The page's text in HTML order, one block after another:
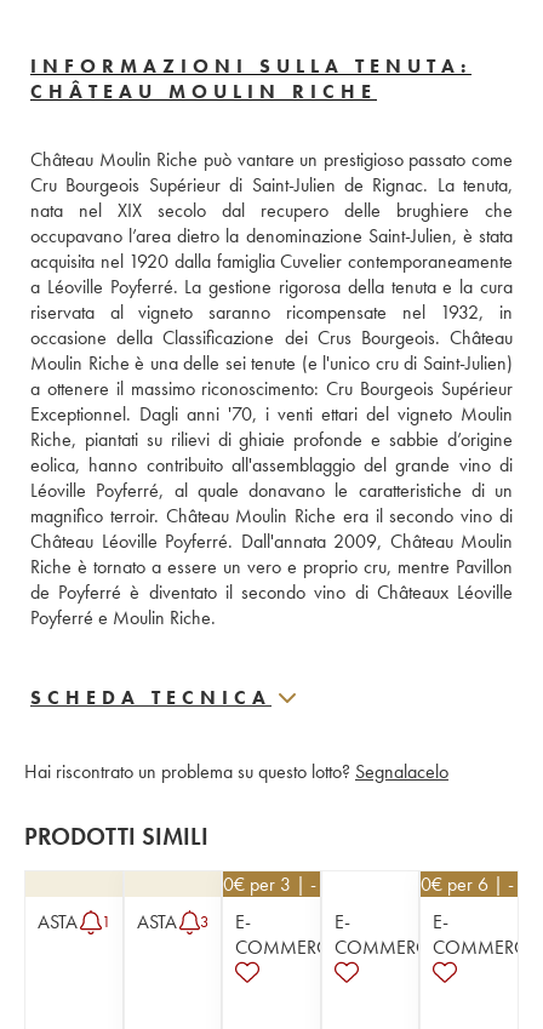
INFORMAZIONI SULLA TENUTA:
CHÂTEAU MOULIN RICHE
Château Moulin Riche può vantare un prestigioso passato come
Cru Bourgeois Supérieur di Saint-Julien de Rignac. La tenuta,
nata nel XIX secolo dal recupero delle brughiere che
occupavano l’area dietro la denominazione Saint-Julien, è stata
acquisita nel 1920 dalla famiglia Cuvelier contemporaneamente
a Léoville Poyferré. La gestione rigorosa della tenuta e la cura
riservata al vigneto saranno ricompensate nel 1932, in
occasione della Classificazione dei Crus Bourgeois. Château
Moulin Riche è una delle sei tenute (e l'unico cru di Saint-Julien)
a ottenere il massimo riconoscimento: Cru Bourgeois Supérieur
Exceptionnel. Dagli anni '70, i venti ettari del vigneto Moulin
Riche, piantati su rilievi di ghiaie profonde e sabbie d’origine
eolica, hanno contribuito all'assemblaggio del grande vino di
Léoville Poyferré, al quale donavano le caratteristiche di un
magnifico terroir. Château Moulin Riche era il secondo vino di
Château Léoville Poyferré. Dall'annata 2009, Château Moulin
Riche è tornato a essere un vero e proprio cru, mentre Pavillon
de Poyferré è diventato il secondo vino di Châteaux Léoville
Poyferré e Moulin Riche.
SCHEDA TECNICA
Hai riscontrato un problema su questo lotto? Segnalacelo
PRODOTTI SIMILI
ASTA 1 ASTA 3
25,20€ per 3 | - 10%
E-
COMMERCE
E-
COMMERCE
31,50€ per 6 | -
E-
COMMERCE